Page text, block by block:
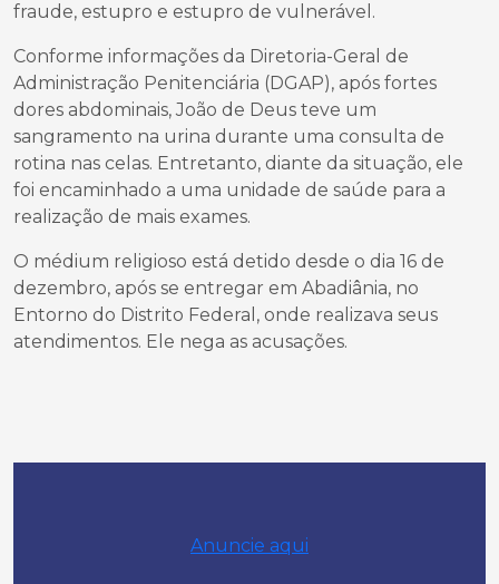
fraude, estupro e estupro de vulnerável.
Conforme informações da Diretoria-Geral de
Administração Penitenciária (DGAP), após fortes
dores abdominais, João de Deus teve um
sangramento na urina durante uma consulta de
rotina nas celas. Entretanto, diante da situação, ele
foi encaminhado a uma unidade de saúde para a
realização de mais exames.
O médium religioso está detido desde o dia 16 de
dezembro, após se entregar em Abadiânia, no
Entorno do Distrito Federal, onde realizava seus
atendimentos. Ele nega as acusações.
Anuncie aqui